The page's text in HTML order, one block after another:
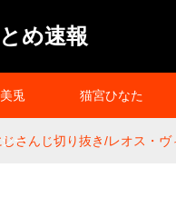
め速報
兎 猫宮ひなた
ー
さんじ切り抜き/レオス・ヴ